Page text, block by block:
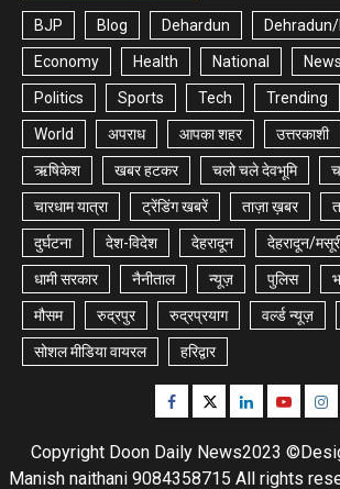
BJP Blog Dehardun
Economy Health National
Politics Sports Tech Trending
World अपराध आपका शहर उत्तरकाशी
ऋषिकेश खबर हटकर चलो चले देवभूमि
चारधाम यात्रा ट्रेंडिंग खबरें ताज़ा ख़बर
दुर्घटना देश-विदेश देहरादून देहरादून/
धामी सरकार नैनीताल न्यूज़ पुलिस
मौसम रुद्रपुर रुद्रप्रयाग वर्ल्ड न्यूज़
सोशल मीडिया वायरल हरिद्वार
Facebook
TwitterLinkedinYoutube
Copyright Doon Daily News2023
Manish naithani 9084358715 All rights